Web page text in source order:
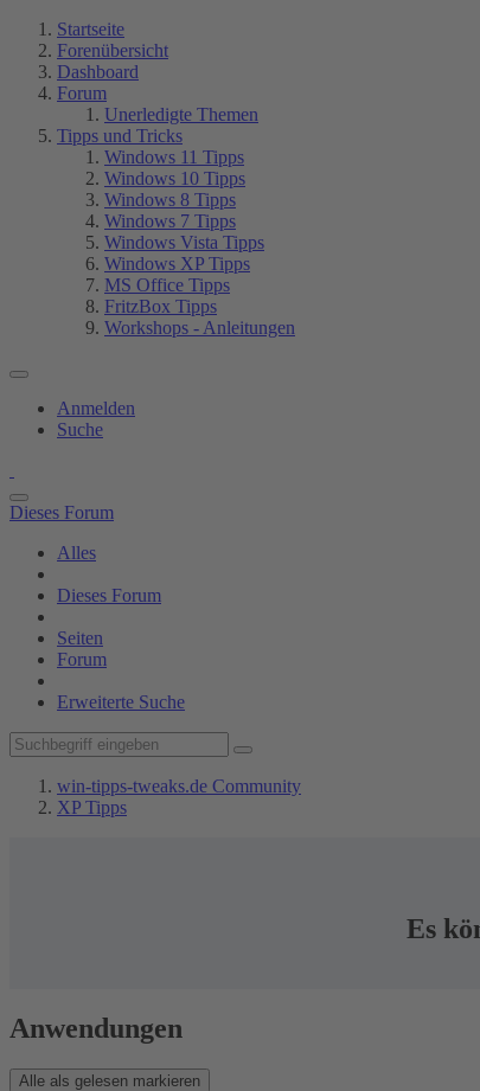
Startseite
Forenübersicht
Dashboard
Forum
Unerledigte Themen
Tipps und Tricks
Windows 11 Tipps
Windows 10 Tipps
Windows 8 Tipps
Windows 7 Tipps
Windows Vista Tipps
Windows XP Tipps
MS Office Tipps
FritzBox Tipps
Workshops - Anleitungen
Anmelden
Suche
Dieses Forum
Alles
Dieses Forum
Seiten
Forum
Erweiterte Suche
win-tipps-tweaks.de Community
XP Tipps
Es
Anwendungen
Alle als gelesen markieren